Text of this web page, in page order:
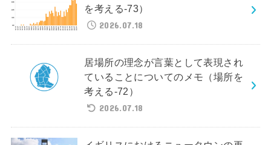
を考える-73）
2026.07.18
居場所の理念が言葉として表現され
ていることについてのメモ（場所を
考える-72）
2026.07.18